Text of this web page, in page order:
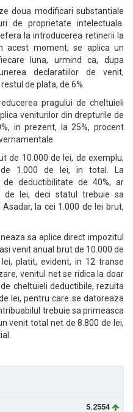
doua modificari substantiale
de proprietate intelectuala.
la introducerea retinerii la
acest moment, se aplica un
luna, urmind ca, dupa
declaratiilor de venit,
de plata, de 6%.
pragului de cheltuieli
veniturilor din drepturile de
in prezent, la 25%, procent
de 10.000 de lei, de exemplu,
1.000 de lei, in total. La
deductibilitate de 40%, ar
lei, deci statul trebuie sa
la cei 1.000 de lei brut,
sa aplice direct impozitul
venit anual brut de 10.000 de
platit, evident, in 12 transe
venitul net se ridica la doar
cheltuieli deductibile, rezulta
lei, pentru care se datoreaza
trebuie sa primeasca
venit total net de 8.800 de lei,
5.2554